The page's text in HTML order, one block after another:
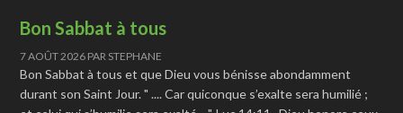
Bon Sabbat à tous
7 AOÛT 2026 PAR STEPHANE
Bon Sabbat à tous et que Dieu vous bénisse abondamment
durant son Saint Jour. " .... Car quiconque s’exalte sera humilié ;